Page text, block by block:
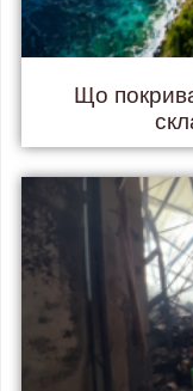
Що